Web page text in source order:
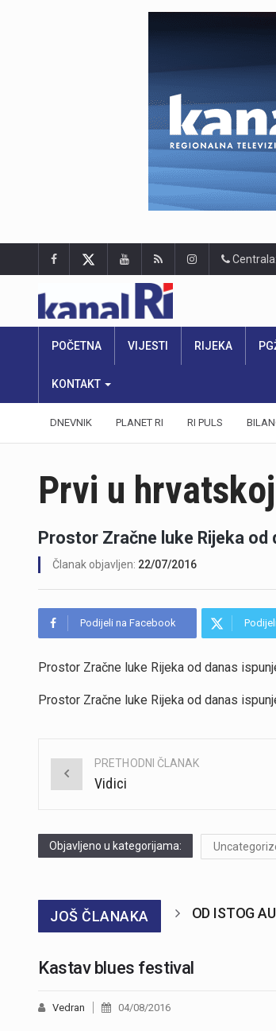
POČETNA VIJESTI RIJEKA
KONTAKT
DNEVNIK PLANET RI RI PULS
Prvi u hrvatskoj
Prostor Zračne luke Rijeka
Članak objavljen: 22/07/2016
Podijeli na Facebook
Prostor Zračne luke Rijeka od danas
Prostor Zračne luke Rijeka od danas
Post
PRETHODNI ČLANAK
Vidici
Objavljeno u kategorijama:
JOŠ ČLANAKA OD ISTOG
Kastav blues festival
Vedran 04/08/2016